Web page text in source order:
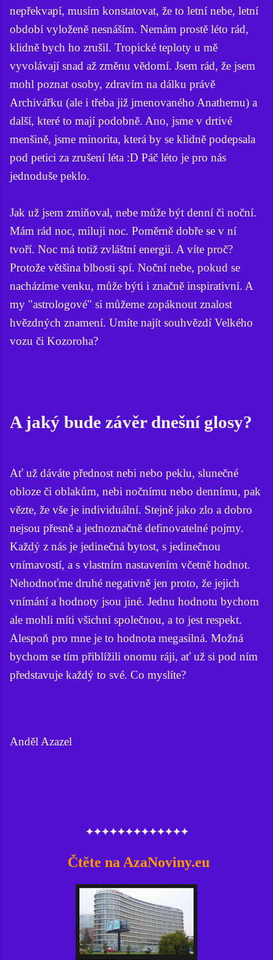
nepřekvapí, musím konstatovat, že to letní nebe, letní
období vyloženě nesnáším. Nemám prostě léto rád,
klidně bych ho zrušil. Tropické teploty u mě
vyvolávají snad až změnu vědomí. Jsem rád, že jsem
mohl poznat osoby, zdravím na dálku právě
Archivářku (ale i třeba již jmenovaného Anathemu) a
další, které to mají podobně. Ano, jsme v drtivé
menšině, jsme minorita, která by se klidně podepsala
pod petici za zrušení léta :D Páč léto je pro nás
jednoduše peklo.
Jak už jsem zmiňoval, nebe může být denní či noční.
Mám rád noc, miluji noc. Poměrně dobře se v ní
tvoří. Noc má totiž zvláštní energii. A víte proč?
Protože většina blbosti spí. Noční nebe, pokud se
nacházíme venku, může býti i značně inspirativní. A
my "astrologové" si můžeme zopáknout znalost
hvězdných znamení. Umíte najít souhvězdí Velkého
vozu či Kozoroha?
A jaký bude závěr dnešní glosy?
Ať už dáváte přednost nebi nebo peklu, slunečné
obloze či oblakům, nebi nočnímu nebo dennímu, pak
vězte, že vše je individuální. Stejně jako zlo a dobro
nejsou přesně a jednoznačně definovatelné pojmy.
Každý z nás je jedinečná bytost, s jedinečnou
vnímavostí, a s vlastním nastavením včetně hodnot.
Nehodnoťme druhé negativně jen proto, že jejich
vnímání a hodnoty jsou jiné. Jednu hodnotu bychom
ale mohli míti všichni společnou, a to jest respekt.
Alespoň pro mne je to hodnota megasilná. Možná
bychom se tím přiblížili onomu ráji, ať už si pod ním
představuje každý to své. Co myslíte?
Anděl Azazel
✦✦✦✦✦✦✦✦✦✦✦✦✦
Čtěte na AzaNoviny.eu